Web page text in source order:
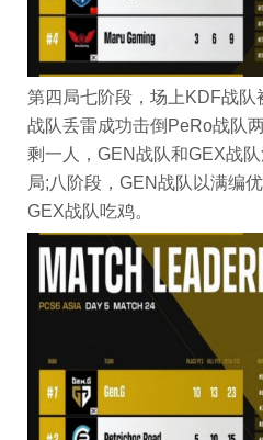
第四局七阶段，场上KDF战队
战队丢雷成功击倒PeRo战队
剩一人，GEN战队和GEX战
局;八阶段，GEN战队以满编
GEX战队吃鸡。